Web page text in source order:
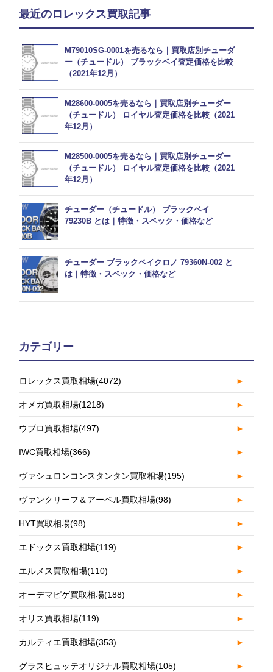
最近のロレックス買取記事
M79010SG-0001を売るなら｜買取店別チューダ
ー（チュードル） ブラックベイ査定価格を比較
（2021年12月）
M28600-0005を売るなら｜買取店別チューダー
（チュードル） ロイヤル査定価格を比較（2021
年12月）
M28500-0005を売るなら｜買取店別チューダー
（チュードル） ロイヤル査定価格を比較（2021
年12月）
チューダー（チュードル） ブラックベイ
79230B とは｜特徴・スペック・価格など
チューダー ブラックベイクロノ 79360N-002 と
は｜特徴・スペック・価格など
カテゴリー
ロレックス買取相場(4072) ►
オメガ買取相場(1218) ►
ウブロ買取相場(497) ►
IWC買取相場(366) ►
ヴァシュロンコンスタンタン買取相場(195) ►
ヴァンクリーフ＆アーペル買取相場(98) ►
HYT買取相場(98) ►
エドックス買取相場(119) ►
エルメス買取相場(110) ►
オーデマピゲ買取相場(188) ►
オリス買取相場(119) ►
カルティエ買取相場(353) ►
グラスヒュッテオリジナル買取相場(105) ►